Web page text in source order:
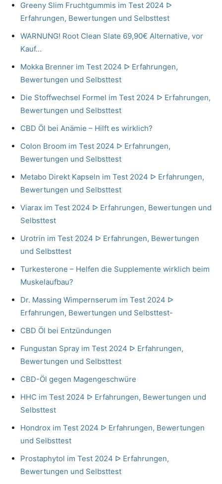
Greeny Slim Fruchtgummis im Test 2024 ᐅ
Erfahrungen, Bewertungen und Selbsttest
WARNUNG! Root Clean Slate 69,90€ Alternative, vor
Kauf…
Mokka Brenner im Test 2024 ᐅ Erfahrungen,
Bewertungen und Selbsttest
Die Stoffwechsel Formel im Test 2024 ᐅ Erfahrungen,
Bewertungen und Selbsttest
CBD Öl bei Anämie – Hilft es wirklich?
Colon Broom im Test 2024 ᐅ Erfahrungen,
Bewertungen und Selbsttest
Metabo Direkt Kapseln im Test 2024 ᐅ Erfahrungen,
Bewertungen und Selbsttest
Viarax im Test 2024 ᐅ Erfahrungen, Bewertungen und
Selbsttest
Urotrin im Test 2024 ᐅ Erfahrungen, Bewertungen
und Selbsttest
Turkesterone – Helfen die Supplemente wirklich beim
Muskelaufbau?
Dr. Massing Wimpernserum im Test 2024 ᐅ
Erfahrungen, Bewertungen und Selbsttest-
CBD Öl bei Entzündungen
Fungustan Spray im Test 2024 ᐅ Erfahrungen,
Bewertungen und Selbsttest
CBD-Öl gegen Magengeschwüre
HHC im Test 2024 ᐅ Erfahrungen, Bewertungen und
Selbsttest
Hondrox im Test 2024 ᐅ Erfahrungen, Bewertungen
und Selbsttest
Prostaphytol im Test 2024 ᐅ Erfahrungen,
Bewertungen und Selbsttest